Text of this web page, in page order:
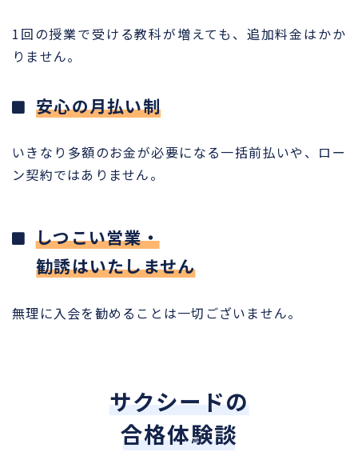
1回の授業で受ける教科が増えても、追加料金はかか
りません。
安心の月払い制
いきなり多額のお金が必要になる一括前払いや、ロー
ン契約ではありません。
しつこい営業・
勧誘はいたしません
無理に入会を勧めることは一切ございません。
サクシードの
合格体験談